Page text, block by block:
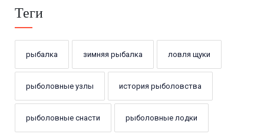
Теги
рыбалка зимняя рыбалка ловля щуки
рыболовные узлы история рыболовства
рыболовные снасти рыболовные лодки